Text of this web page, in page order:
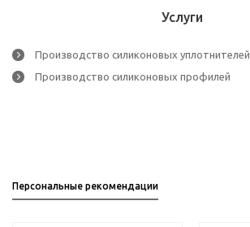
Услуги
Производство силиконовых уплотнителей
Производство силиконовых профилей
Персональные рекомендации